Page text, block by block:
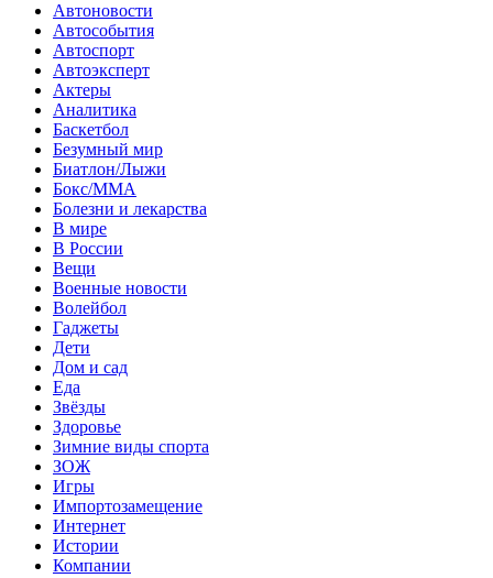
Автоновости
Автособытия
Автоспорт
Автоэксперт
Актеры
Аналитика
Баскетбол
Безумный мир
Биатлон/Лыжи
Бокс/MMA
Болезни и лекарства
В мире
В России
Вещи
Военные новости
Волейбол
Гаджеты
Дети
Дом и сад
Еда
Звёзды
Здоровье
Зимние виды спорта
ЗОЖ
Игры
Импортозамещение
Интернет
Истории
Компании